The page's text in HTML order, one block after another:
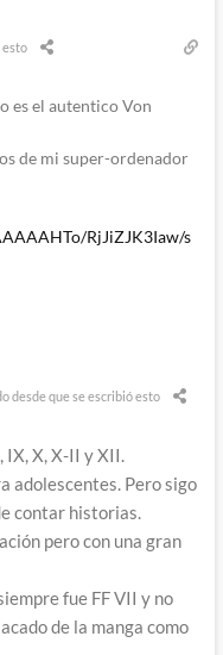
esto
es el autentico Von
de mi super-ordenador
RjJiZJK3Iaw/s
desde que se escribió esto
IX, X, X-II y XII.
adolescentes. Pero sigo
contar historias.
pero con una gran
fue FF VII y no
de la manga como